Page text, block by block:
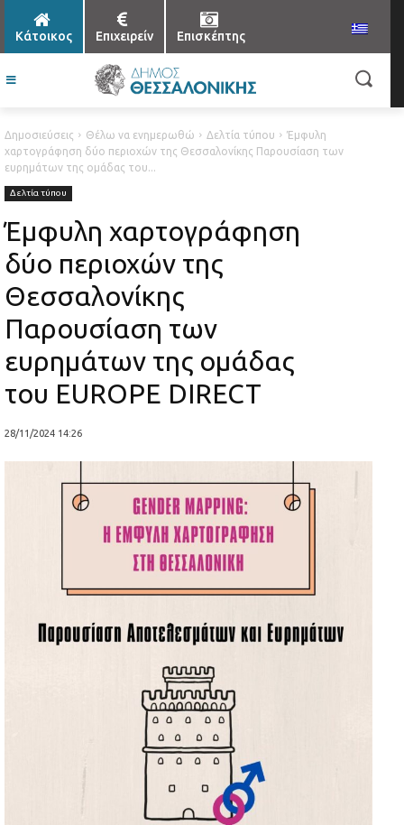
Κάτοικος Επιχειρείν Επισκέπτης
Δημοσιεύσεις Θέλω να ενημερωθώ Δελτία τύπου
Έμφυλη
χαρτογράφηση δύο περιοχών της Θεσσαλονίκης Παρουσίαση των
ευρημάτων της ομάδας του...
Δελτία τύπου
Έμφυλη χαρτογράφηση
δύο περιοχών της
Θεσσαλονίκης
Παρουσίαση των
ευρημάτων της ομάδας
του ΕUROPE DIRECT
28/11/2024 14:26